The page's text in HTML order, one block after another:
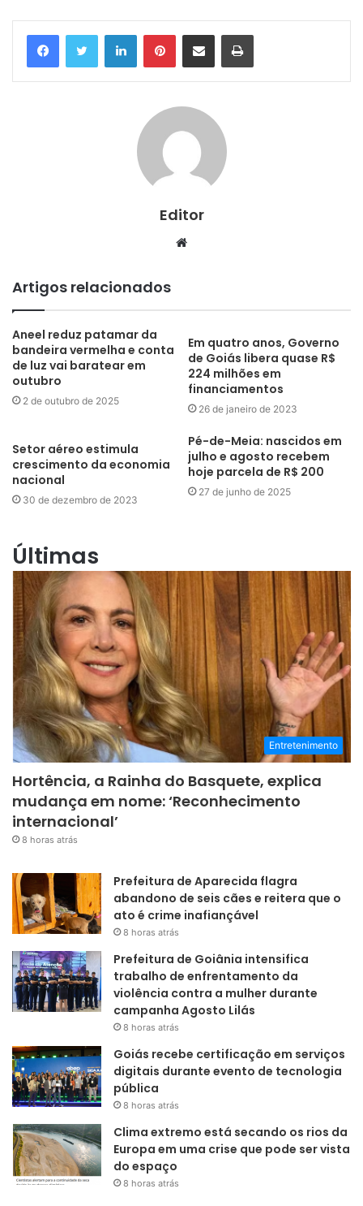
LinkedinPinterestCompartilhar via e-mail Imprimir
Editor
Website
Artigos relacionados
Aneel reduz patamar da
bandeira vermelha e conta
de luz vai baratear em
outubro
2 de outubro de 2025
Em quatro anos, Governo
de Goiás libera quase R$
224 milhões em
financiamentos
26 de janeiro de 2023
Setor aéreo estimula
crescimento da economia
nacional
30 de dezembro de 2023
Pé-de-Meia: nascidos em
julho e agosto recebem
hoje parcela de R$ 200
27 de junho de 2025
Últimas
Entretenimento
Hortência, a Rainha do Basquete, explica
mudança em nome: ‘Reconhecimento
internacional’
8 horas atrás
Prefeitura de Aparecida flagra
abandono de seis cães e reitera que o
ato é crime inafiançável
8 horas atrás
Prefeitura de Goiânia intensifica
trabalho de enfrentamento da
violência contra a mulher durante
campanha Agosto Lilás
8 horas atrás
Goiás recebe certificação em serviços
digitais durante evento de tecnologia
pública
8 horas atrás
Clima extremo está secando os rios da
Europa em uma crise que pode ser vista
do espaço
8 horas atrás